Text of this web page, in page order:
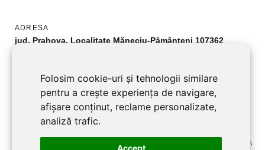
Folosim cookie-uri și tehnologii similare
pentru a crește experiența de navigare,
afișare conținut, reclame personalizate,
analiză trafic.
Accept
ADRESA
jud. Prahova, Localitate Măneciu-Pământeni 107362
URMĂREȘTE-NE
Facebook
©2026 BRADUL MANECIU SRL toate drepturile rezervate RO2701219,